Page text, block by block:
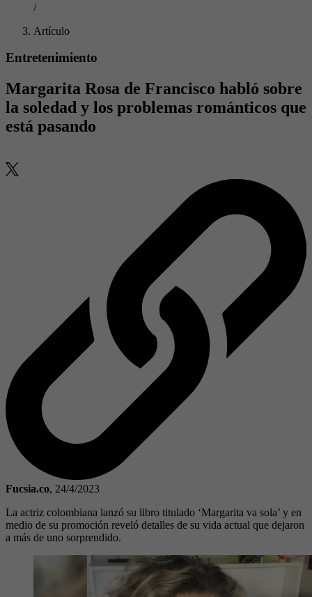
/
Artículo
Entretenimiento
Margarita Rosa de Francisco habló sobre
la soledad y los problemas románticos que
está pasando
Fucsia.co, 24/4/2023
La actriz colombiana lanzó su libro titulado ‘Margarita va sola’ y en
medio de su promoción reveló detalles de su vida actual que dejaron
a más de uno sorprendido.